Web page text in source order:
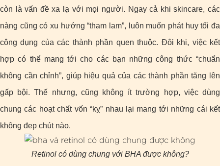
còn là vấn đề xa lạ với mọi người. Ngay cả khi skincare, các
nàng cũng có xu hướng “tham lam”, luôn muốn phát huy tối đa
công dụng của các thành phần quen thuộc. Đôi khi, việc kết
hợp có thể mang tới cho các bạn những công thức “chuẩn
không cần chỉnh”, giúp hiệu quả của các thành phần tăng lên
gấp bội. Thế nhưng, cũng không ít trường hợp, việc dùng
chung các hoạt chất vốn “kỵ” nhau lại mang tới những cái kết
không đẹp chút nào.
Retinol có dùng chung với BHA được không?